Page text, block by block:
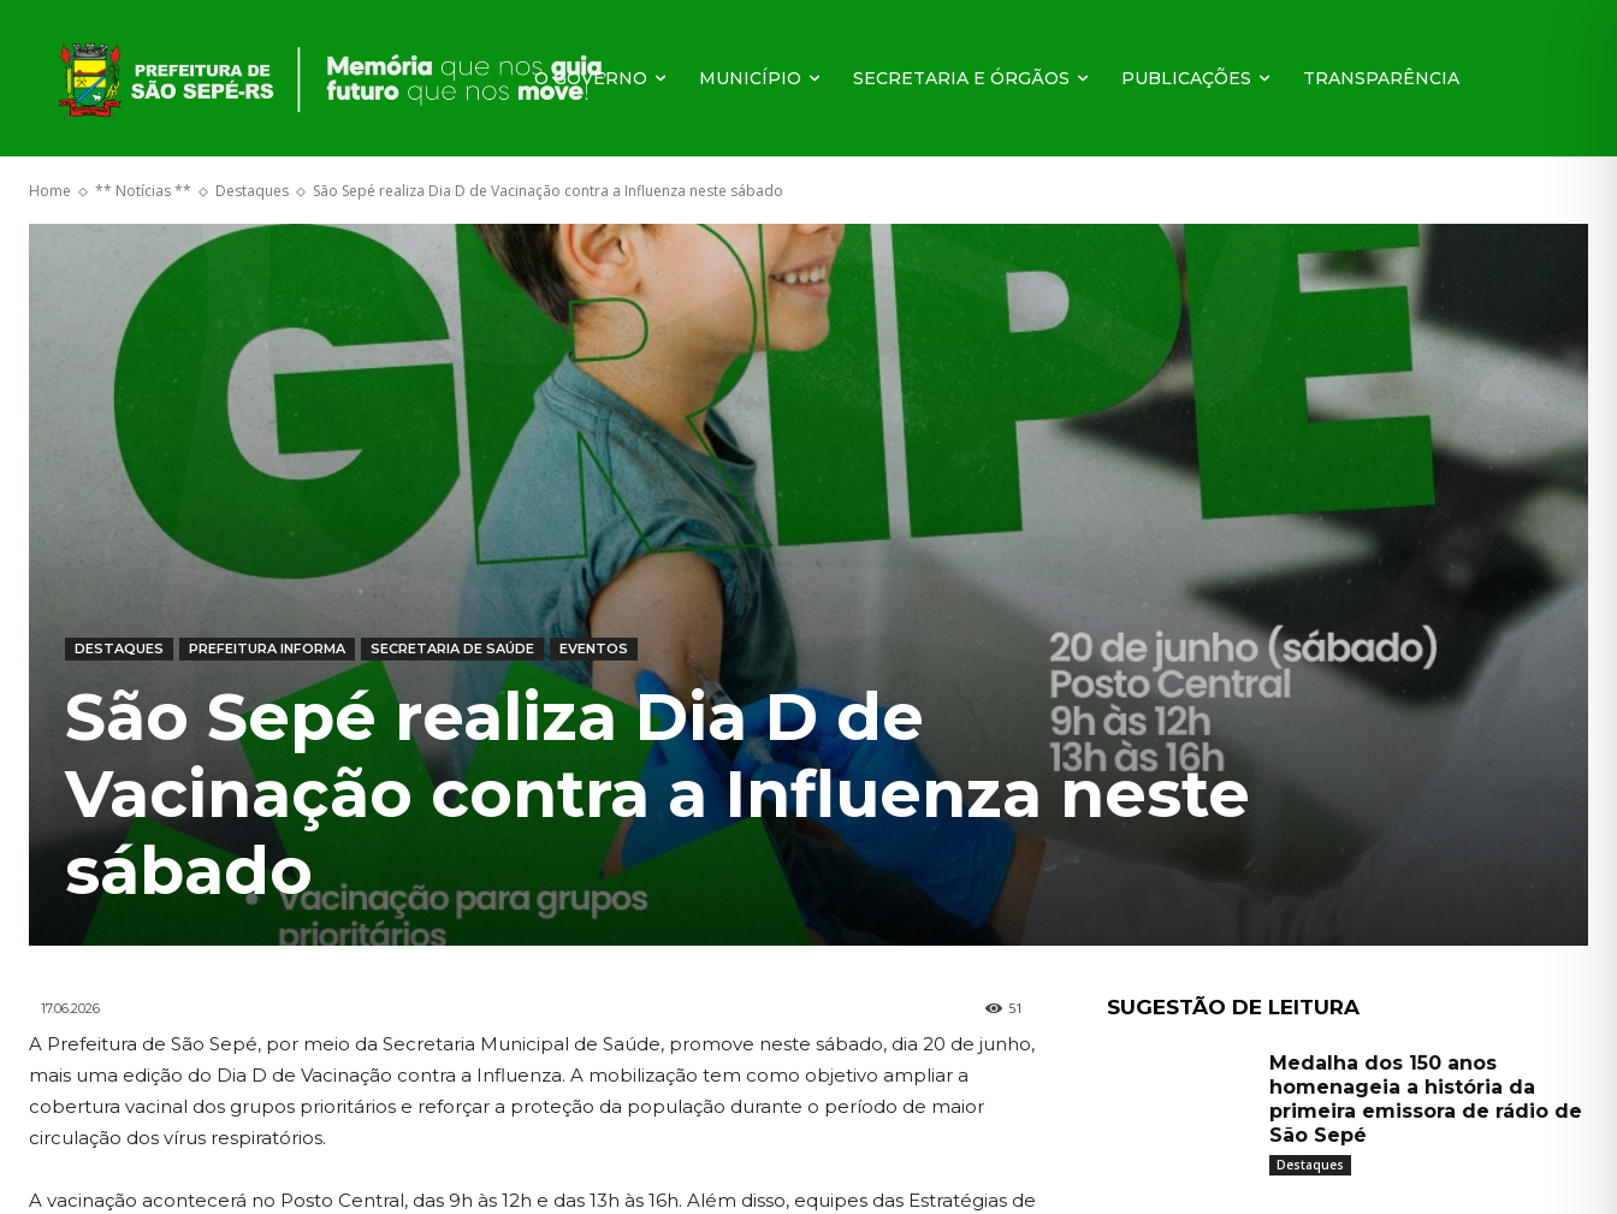
O GOVERNO MUNICÍPIO SECRETARIA E ÓRGÃOS PUBLICAÇÕES TRANSPARÊNCIA
Home ** Notícias ** Destaques São Sepé realiza Dia D de Vacinação contra a Influenza neste sábado
DESTAQUES PREFEITURA INFORMA SECRETARIA DE SAÚDE EVENTOS
São Sepé realiza Dia D de
Vacinação contra a Influenza neste
sábado
17.06.2026 51
A Prefeitura de São Sepé, por meio da Secretaria Municipal de Saúde, promove neste sábado, dia 20 de junho,
mais uma edição do Dia D de Vacinação contra a Influenza. A mobilização tem como objetivo ampliar a
cobertura vacinal dos grupos prioritários e reforçar a proteção da população durante o período de maior
circulação dos vírus respiratórios.
A vacinação acontecerá no Posto Central, das 9h às 12h e das 13h às 16h. Além disso, equipes das Estratégias de
SUGESTÃO DE LEITURA
Medalha dos 150 anos
homenageia a história da
primeira emissora de rádio de
São Sepé
Destaques